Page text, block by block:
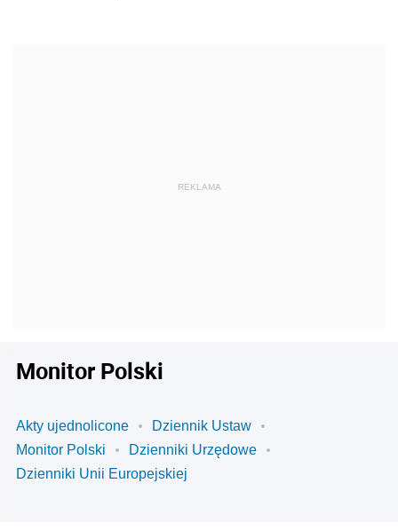
Monitor Polski
Akty ujednolicone
Dziennik Ustaw
Monitor Polski
Dzienniki Urzędowe
Dzienniki Unii Europejskiej